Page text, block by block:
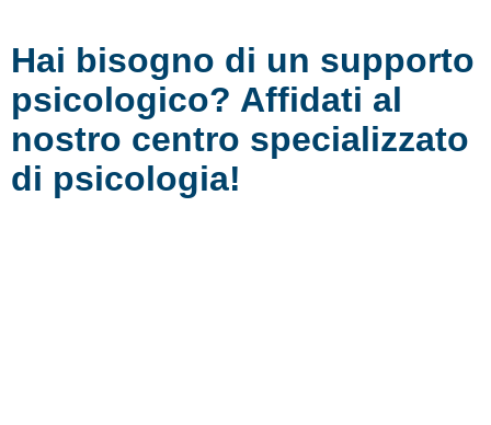
Hai bisogno di un supporto
psicologico? Affidati al
nostro centro specializzato
di psicologia!